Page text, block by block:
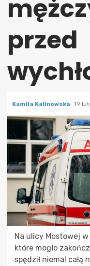
przed
Kamila Kalinowska 19
Na ulicy Mostowej
które mogło
spędził niemal